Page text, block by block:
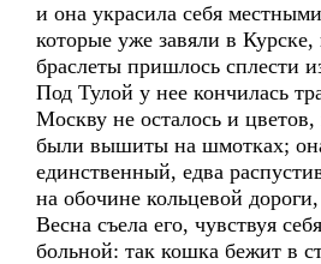
и она украсила себя
которые уже завяли в Курске,
браслеты пришлось сплести
Под Тулой у нее кончилась
Москву не осталось и
были вышиты на шмотках;
единственный, едва
на обочине кольцевой
Весна съела его, чувствуя
больной: так кошка бежит в